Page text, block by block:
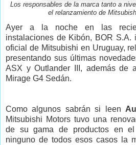
Los responsables de la marca tanto a
el relanzamiento de
Ayer a la noche en las
instalaciones de Kibón, BOR S.A.
oficial de Mitsubishi en Uruguay,
presentando sus últimas
ASX y Outlander III, además de
Mirage G4 Sedán.
Como algunos sabrán si leen
Mitsubishi Motors tuvo una
de su gama de productos en
ninguno de todos esos casos la